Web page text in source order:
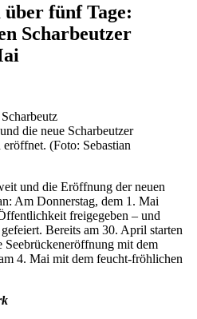
fünf Tage:
Scharbeutzer
die neue Scharbeutzer
(Foto: Sebastian
und die Eröffnung der neuen
Am Donnerstag, dem 1. Mai
freigegeben – und
Bereits am 30. April starten
mit dem
4. Mai mit dem feucht-fröhlichen